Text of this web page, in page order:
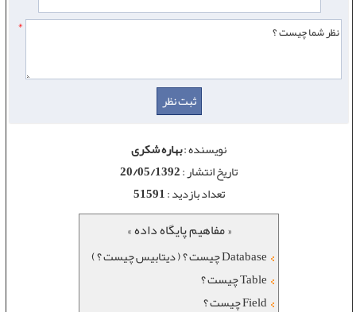
*
نویسنده :بهاره شکری
تاریخ انتشار :20/05/1392
تعداد بازدید :51591
« مفاهیم پایگاه داده »
Database چیست ؟ ( دیتابیس چیست ؟ )
Table چیست ؟
Field چیست ؟